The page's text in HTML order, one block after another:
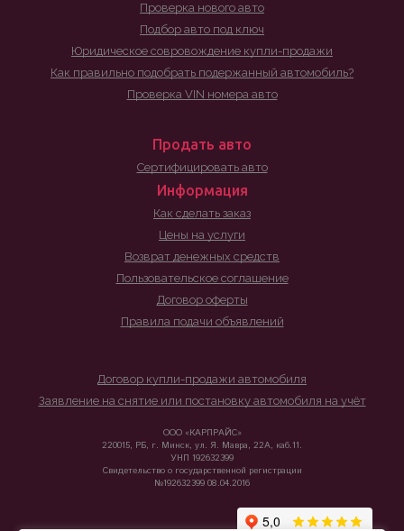
Проверка нового авто
Подбор авто под ключ
Юридическое совровождение купли-продажи
Как правильно подобрать подержанный автомобиль?
Проверка VIN номера авто
Продать авто
Сертифицировать авто
Информация
Как сделать заказ
Цены на услуги
Возврат денежных средств
Пользовательское соглашение
Договор оферты
Правила подачи объявлений
Договор купли-продажи автомобиля
Заявление на снятие или постановку автомобиля на учёт
ООО «КАРПРАЙС»
220015, РБ, г. Минск, ул. Я. Мавра, 22А, каб.11.
УНП 192632399
Свидетельство о государственной регистрации
№192632399 08.04.2016